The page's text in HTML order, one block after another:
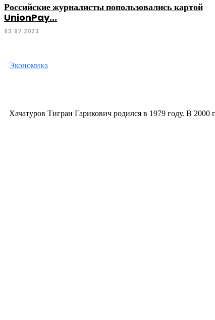
Российские журналисты попользовались картой
UnionPay...
03.07.2023
Экономика
Хачатуров Тигран Гарикович родился в 1979 году. В